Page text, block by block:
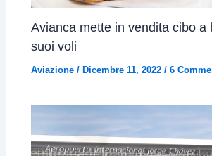
Avianca mette in vendita cibo a
suoi voli
Aviazione / Dicembre 11, 2022/6